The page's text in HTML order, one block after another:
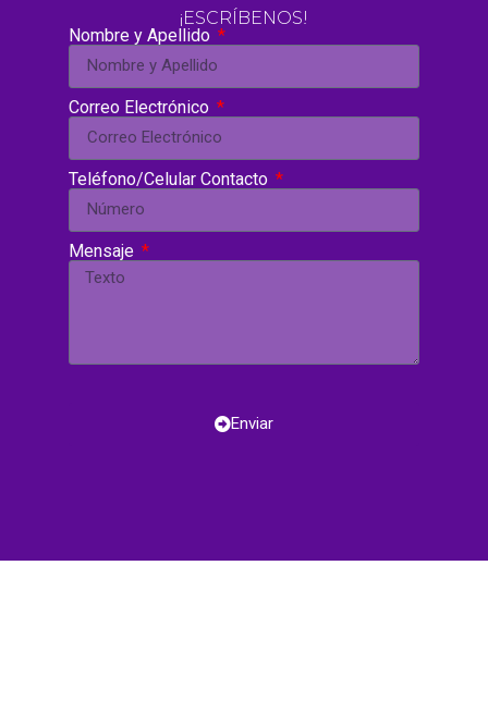
¡ESCRÍBENOS!
Nombre y Apellido
Correo Electrónico
Teléfono/Celular Contacto
Mensaje
Enviar